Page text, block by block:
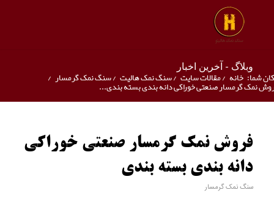
وبلاگ - آخرین اخبار
شما: خانه /مقالات سایت /سنگ نمک هالیت /سنگ نمک گرمسار /
نمک گرمسار صنعتی خوراکی دانه بندی بسته بندی...
فروش نمک گرمسار صنعتی خوراکی
دانه بندی بسته بندی
سنگ نمک گرمسار